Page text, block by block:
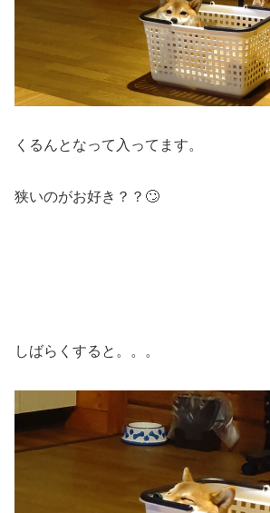
くるんとなって入ってます。
狭いのがお好き？？🙄
しばらくすると。。。